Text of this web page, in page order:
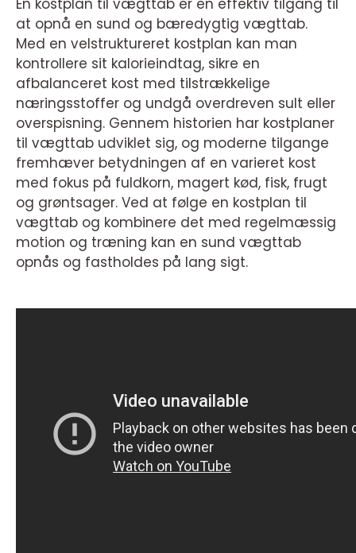
En kostplan til vægttab er en effektiv tilgang til
at opnå en sund og bæredygtig vægttab.
Med en velstruktureret kostplan kan man
kontrollere sit kalorieindtag, sikre en
afbalanceret kost med tilstrækkelige
næringsstoffer og undgå overdreven sult eller
overspisning. Gennem historien har kostplaner
til vægttab udviklet sig, og moderne tilgange
fremhæver betydningen af en varieret kost
med fokus på fuldkorn, magert kød, fisk, frugt
og grøntsager. Ved at følge en kostplan til
vægttab og kombinere det med regelmæssig
motion og træning kan en sund vægttab
opnås og fastholdes på lang sigt.